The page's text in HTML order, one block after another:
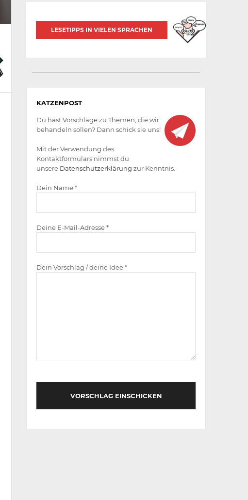
LESETIPPS IN VIELEN SPRACHEN
werden
KATZENPOST
Du hast Vorschläge zu Themen, die wir
behandeln sollen? Dann schick sie uns!
Mit der Verwendung des
Kontaktformulars nimmst du
unsere Datenschutzerklärung zur Kenntnis.
Dein Name *
Deine E-Mail-Adresse *
Dein Vorschlag / deine Idee *